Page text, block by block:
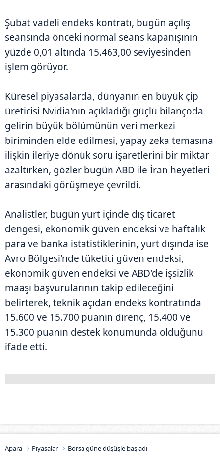
Şubat vadeli endeks kontratı, bugün açılış
seansında önceki normal seans kapanışının
yüzde 0,01 altında 15.463,00 seviyesinden
işlem görüyor.
Küresel piyasalarda, dünyanın en büyük çip
üreticisi Nvidia'nın açıkladığı güçlü bilançoda
gelirin büyük bölümünün veri merkezi
biriminden elde edilmesi, yapay zeka temasına
ilişkin ileriye dönük soru işaretlerini bir miktar
azaltırken, gözler bugün ABD ile İran heyetleri
arasındaki görüşmeye çevrildi.
Analistler, bugün yurt içinde dış ticaret
dengesi, ekonomik güven endeksi ve haftalık
para ve banka istatistiklerinin, yurt dışında ise
Avro Bölgesi'nde tüketici güven endeksi,
ekonomik güven endeksi ve ABD'de işsizlik
maaşı başvurularının takip edileceğini
belirterek, teknik açıdan endeks kontratında
15.600 ve 15.700 puanın direnç, 15.400 ve
15.300 puanın destek konumunda olduğunu
ifade etti.
Apara Piyasalar Borsa güne düşüşle başladı